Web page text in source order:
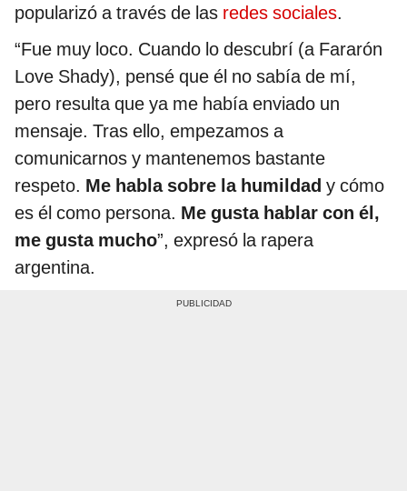
popularizó a través de las redes sociales.
“Fue muy loco. Cuando lo descubrí (a Fararón
Love Shady), pensé que él no sabía de mí,
pero resulta que ya me había enviado un
mensaje. Tras ello, empezamos a
comunicarnos y mantenemos bastante
respeto. Me habla sobre la humildad y cómo
es él como persona. Me gusta hablar con él,
me gusta mucho”, expresó la rapera
argentina.